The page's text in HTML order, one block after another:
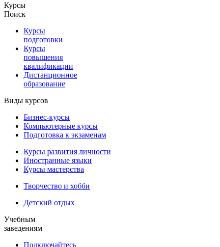
Курсы
Поиск
Курсы
подготовки
Курсы
повышения
квалификации
Дистанционное
образование
Виды курсов
Бизнес-курсы
Компьютерные курсы
Подготовка к экзаменам
Курсы развития личности
Иностранные языки
Курсы мастерства
Творчество и хобби
Детский отдых
Учебным
заведениям
Подключайтесь